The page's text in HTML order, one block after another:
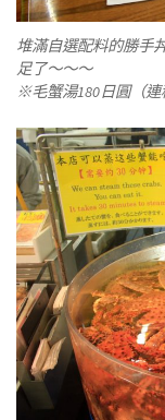
堆滿自選配料的勝手
足了～～～
※毛蟹湯180日圓（連